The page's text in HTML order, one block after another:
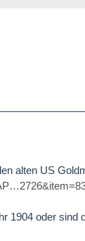
alten US
1904 oder sind